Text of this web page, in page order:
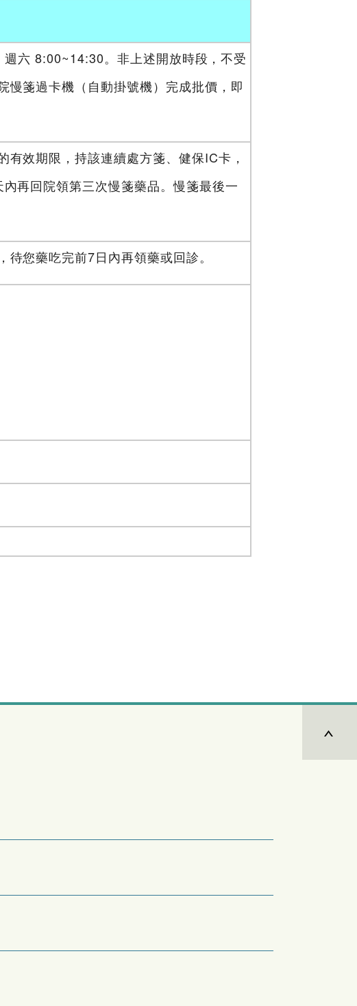
六 8:00~14:30。非上述開放時段，不受
箋過卡機（自動掛號機）完成批價，即
效期限，持該連續處方箋、健保IC卡，
再回院領第三次慢箋藥品。慢箋最後一
您藥吃完前7日內再領藥或回診。